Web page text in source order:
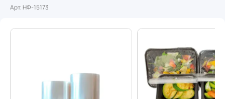
Арт. НФ-15173